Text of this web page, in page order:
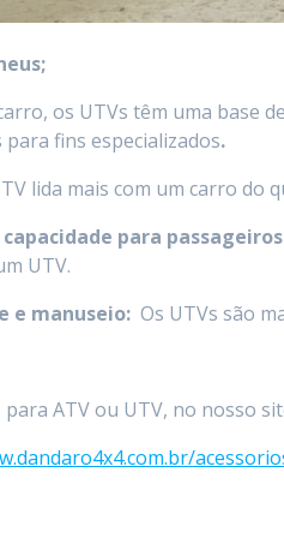
os UTVs têm uma base
para fins especializados.
lida mais com um carro do
para
UTV.
e manuseio:Os UTVs são
para ATV ou UTV, no nosso